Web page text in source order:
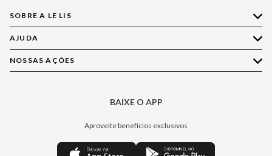
SOBRE A LE LIS
Quem Somos
Nossas Lojas
Política de Privacidade
AJUDA
Compre pelo WhatsApp
Central de Relacionamento
NOSSAS AÇÕES
BAIXE O APP
Aproveite benefícios exclusivos